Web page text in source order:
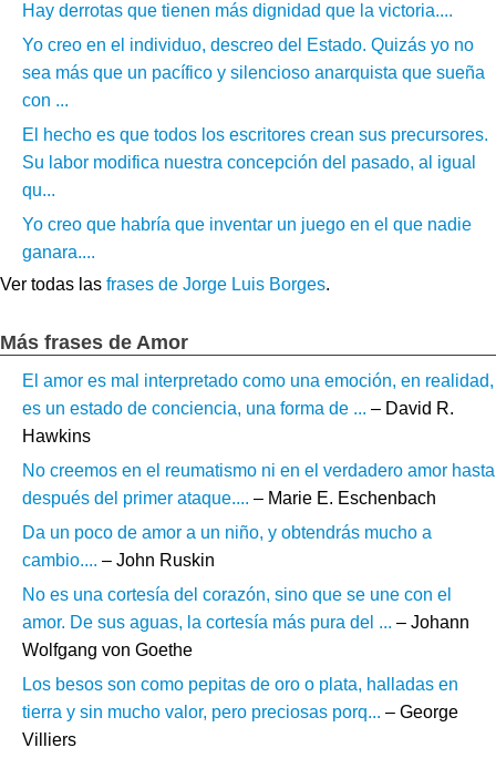
Hay derrotas que tienen más dignidad que la victoria....
Yo creo en el individuo, descreo del Estado. Quizás yo no
sea más que un pacífico y silencioso anarquista que sueña
con ...
El hecho es que todos los escritores crean sus precursores.
Su labor modifica nuestra concepción del pasado, al igual
qu...
Yo creo que habría que inventar un juego en el que nadie
ganara....
Ver todas las frases de Jorge Luis Borges.
Más frases de Amor
El amor es mal interpretado como una emoción, en realidad,
es un estado de conciencia, una forma de ... – David R.
Hawkins
No creemos en el reumatismo ni en el verdadero amor hasta
después del primer ataque.... – Marie E. Eschenbach
Da un poco de amor a un niño, y obtendrás mucho a
cambio.... – John Ruskin
No es una cortesía del corazón, sino que se une con el
amor. De sus aguas, la cortesía más pura del ... – Johann
Wolfgang von Goethe
Los besos son como pepitas de oro o plata, halladas en
tierra y sin mucho valor, pero preciosas porq... – George
Villiers